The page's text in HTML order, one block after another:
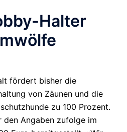
Halter
fördert bisher die
von Zäunen und die
zu 100 Prozent.
den Angaben zufolge im